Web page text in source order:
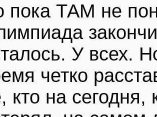
пока ТАМ не
У всех.
четко
кто на сегодня,